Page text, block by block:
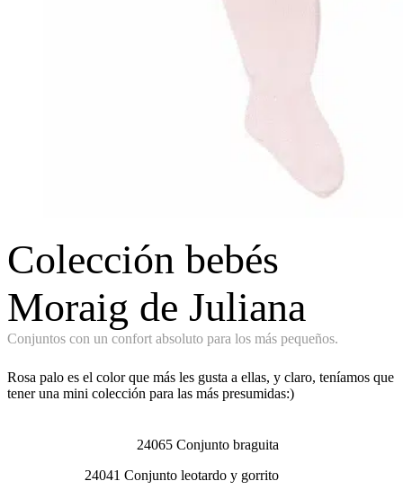
Colección bebés
Moraig de Juliana
Conjuntos con un confort absoluto para los más pequeños.
Rosa palo es el color que más les gusta a ellas, y claro, teníamos que
tener una mini colección para las más presumidas:)
24065 Conjunto braguita
24041 Conjunto leotardo y gorrito